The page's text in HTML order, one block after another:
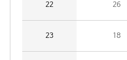
22 26
23 18